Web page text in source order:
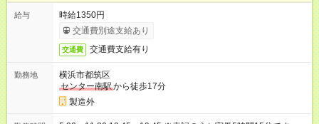
給与
時給1350円
交通費別途支給あり
交通費 交通費支給有り
勤務地
横浜市都筑区
センター南駅から徒歩17分
製造外